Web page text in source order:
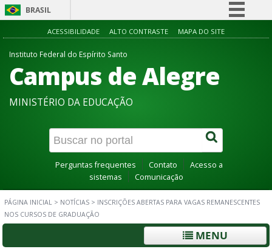
BRASIL
Simplifique!
Acesso à informação
Canais
ACESSIBILIDADE ALTO CONTRASTE MAPA DO SITE
Instituto Federal do Espírito Santo
Campus de Alegre
MINISTÉRIO DA EDUCAÇÃO
Perguntas frequentes Contato
Acesso a
sistemas
Comunicação
PÁGINA INICIAL > NOTÍCIAS > INSCRIÇÕES ABERTAS PARA VAGAS REMANESCENTES
NOS CURSOS DE GRADUAÇÃO
MENU